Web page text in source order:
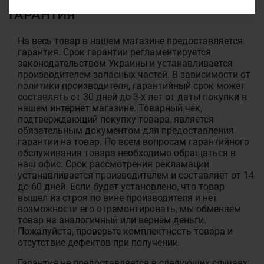
ГАРАНТИЯ
На весь товар в нашем магазине предоставляется
гарантия. Срок гарантии регламентируется
законодательством Украины и устанавливается
производителем запасных частей. В зависимости от
политики производителя, гарантийный срок может
составлять от 30 дней до 3-х лет от даты покупки в
нашем интернет магазине. Товарный чек,
подтверждающий покупку товара, является
обязательным документом для предоставления
гарантии на товар. По всем вопросам гарантийного
обслуживания товара необходимо обращаться в
наш офис. Срок рассмотрения рекламации
устанавливается производителем и составляет от 14
до 60 дней. Если будет установлено, что товар
вышел из строя по вине производителя и нет
возможности его отремонтировать, мы обменяем
товар на аналогичный или вернём деньги.
Пожалуйста, проверьте комплектность товара и
отсутствие дефектов при получении.